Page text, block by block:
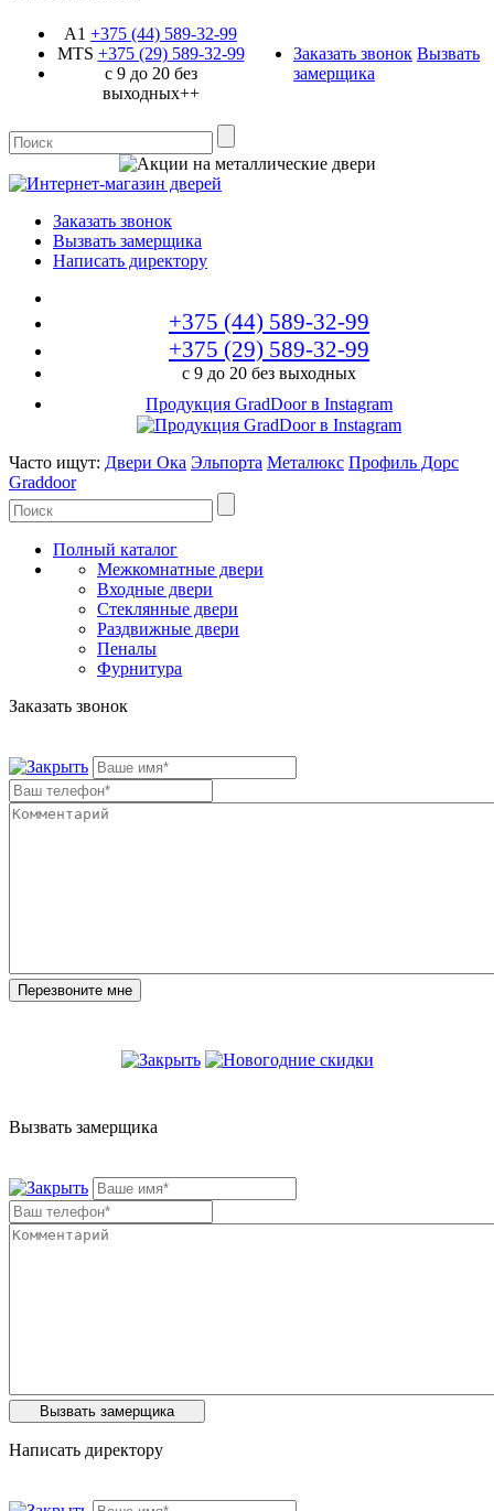
A1 +375 (44) 589-32-99
MTS +375 (29)589-32-99
с 9 до 20 без
выходных++
Заказать звонок Вызвать
замерщика
Заказать звонок
Вызвать замерщика
Написать директору
+375 (44) 589-32-99
+375 (29) 589-32-99
с 9 до 20 без выходных
Продукция GradDoor в Instagram
Часто ищут: Двери Ока Эльпорта Металюкс Профиль Дорс
Graddoor
Полный каталог
Межкомнатные двери
Входные двери
Стеклянные двери
Раздвижные двери
Пеналы
Фурнитура
Заказать звонок
Вызвать замерщика
Написать директору